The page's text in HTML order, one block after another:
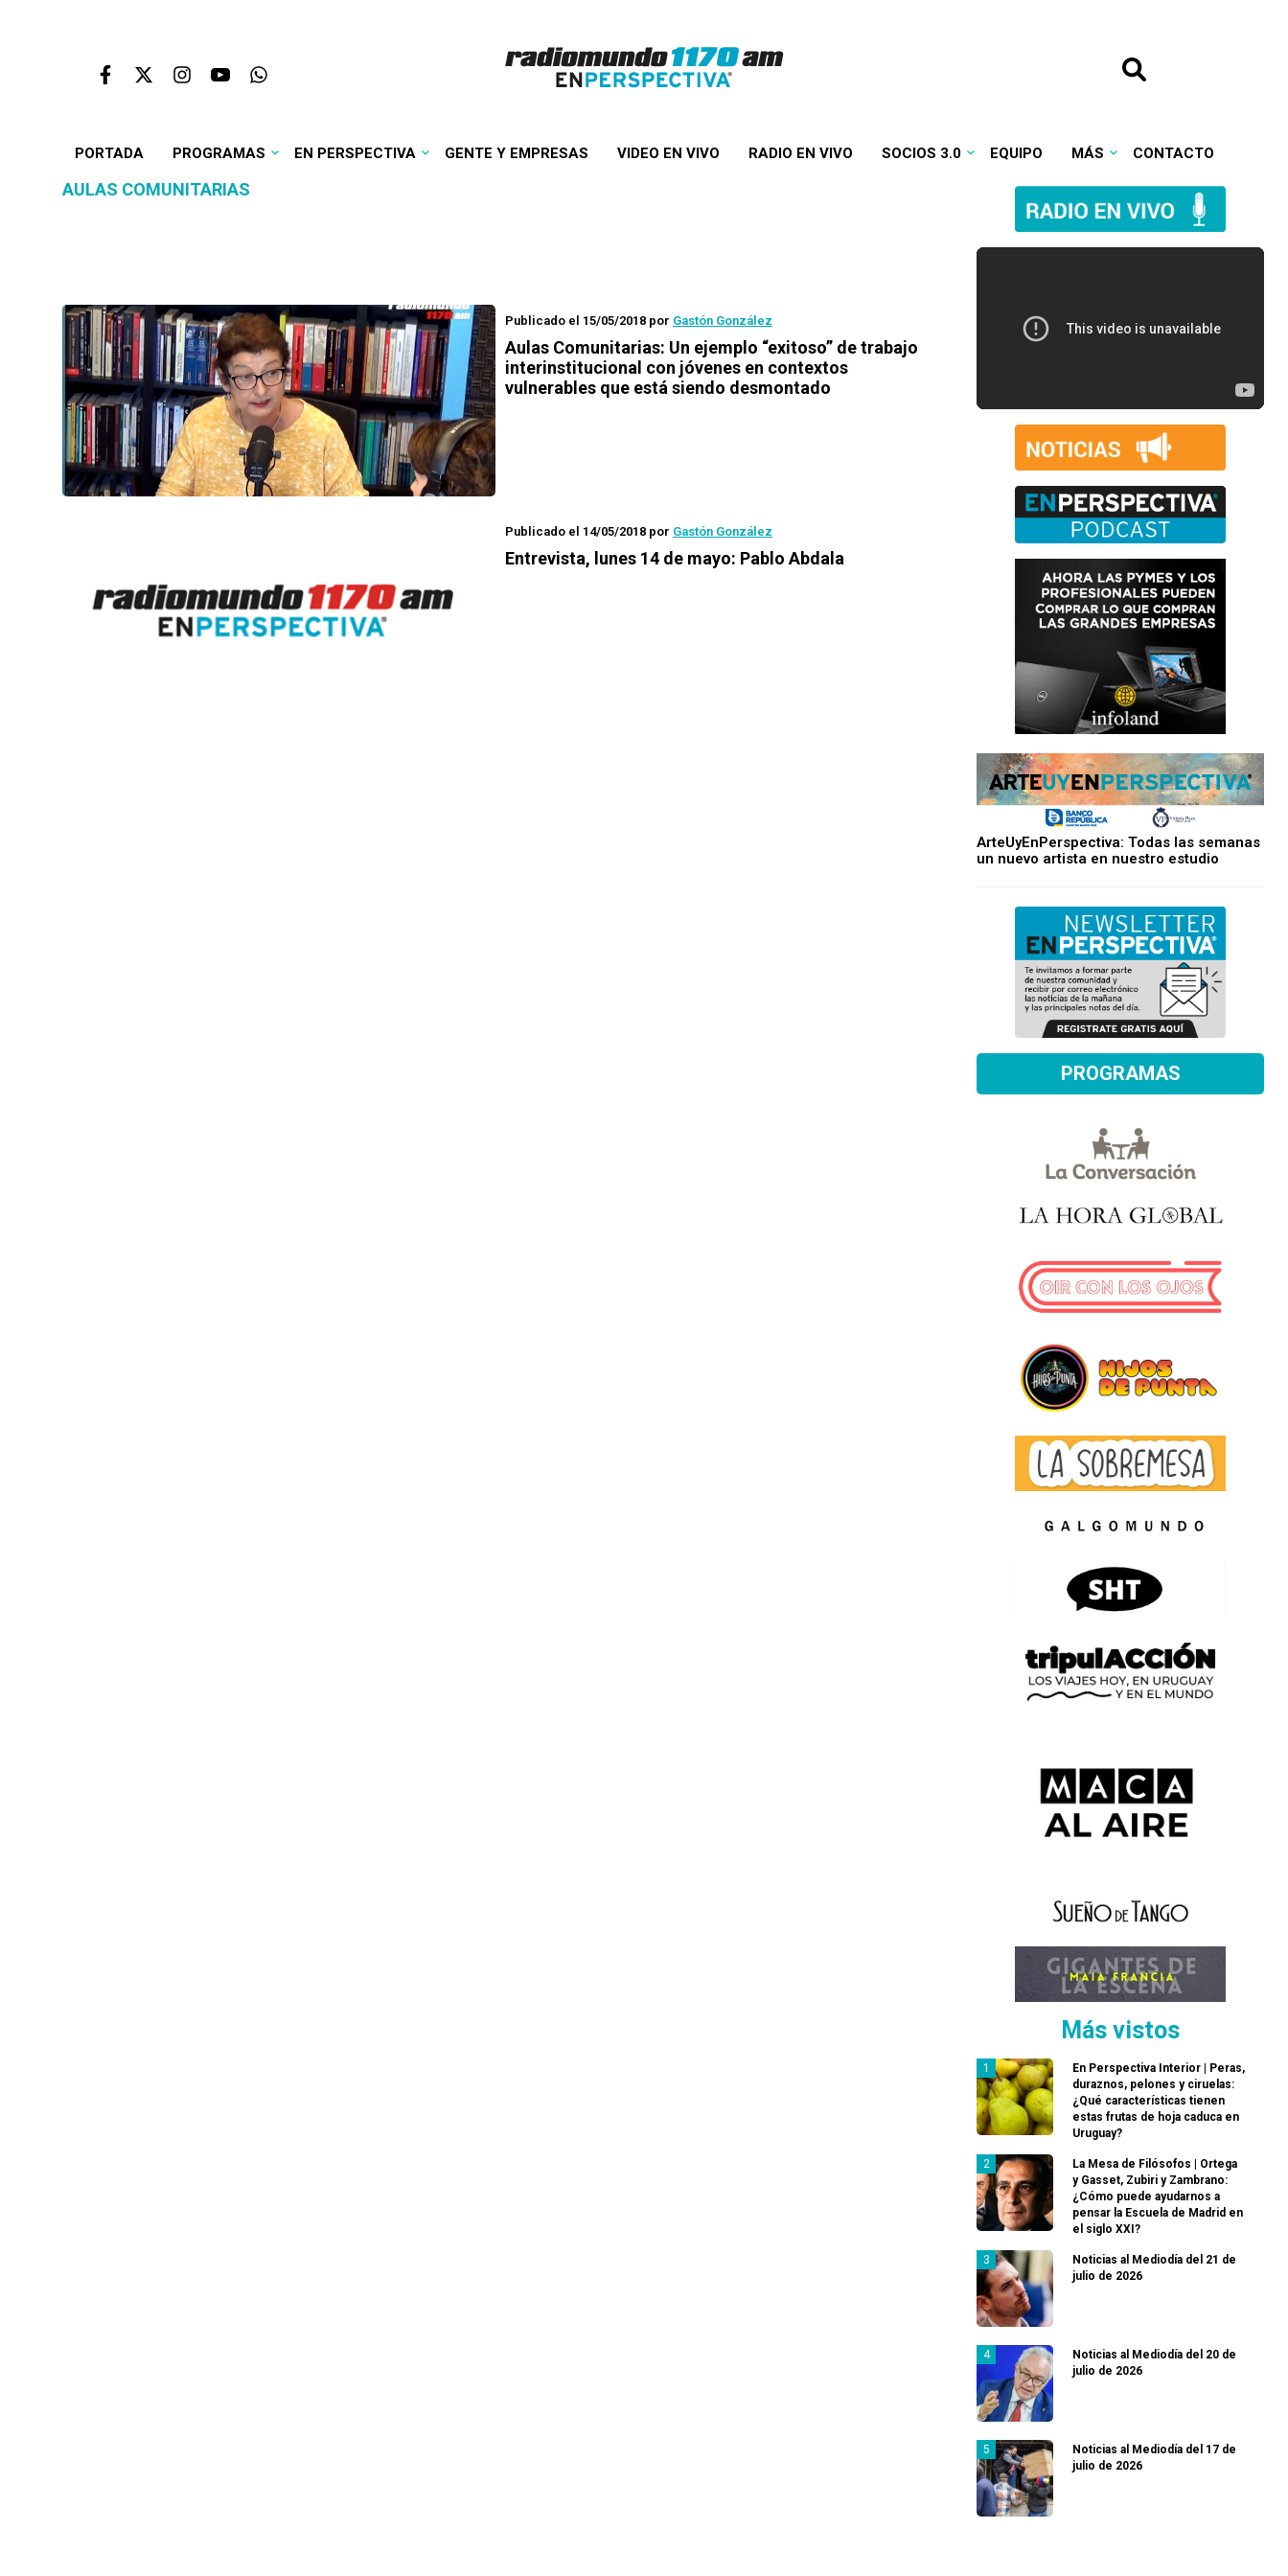
PORTADA PROGRAMAS EN PERSPECTIVA GENTE Y EMPRESAS VIDEO EN VIVO RADIO EN VIVO SOCIOS 3.0 EQUIPO MÁS CONTACTO
AULAS COMUNITARIAS
Publicado el 15/05/2018 por Gastón González
Aulas Comunitarias: Un ejemplo “exitoso” de trabajo
interinstitucional con jóvenes en contextos
vulnerables que está siendo desmontado
Publicado el 14/05/2018 por Gastón González
Entrevista, lunes 14 de mayo: Pablo Abdala
ArteUyEnPerspectiva: Todas las semanas
un nuevo artista en nuestro estudio
PROGRAMAS
Más vistos
En Perspectiva Interior | Peras,
duraznos, pelones y ciruelas:
¿Qué características tienen
estas frutas de hoja caduca en
Uruguay?
La Mesa de Filósofos | Ortega
y Gasset, Zubiri y Zambrano:
¿Cómo puede ayudarnos a
pensar la Escuela de Madrid en
el siglo XXI?
Noticias al Mediodía del 21 de
julio de 2026
Noticias al Mediodía del 20 de
julio de 2026
Noticias al Mediodía del 17 de
julio de 2026